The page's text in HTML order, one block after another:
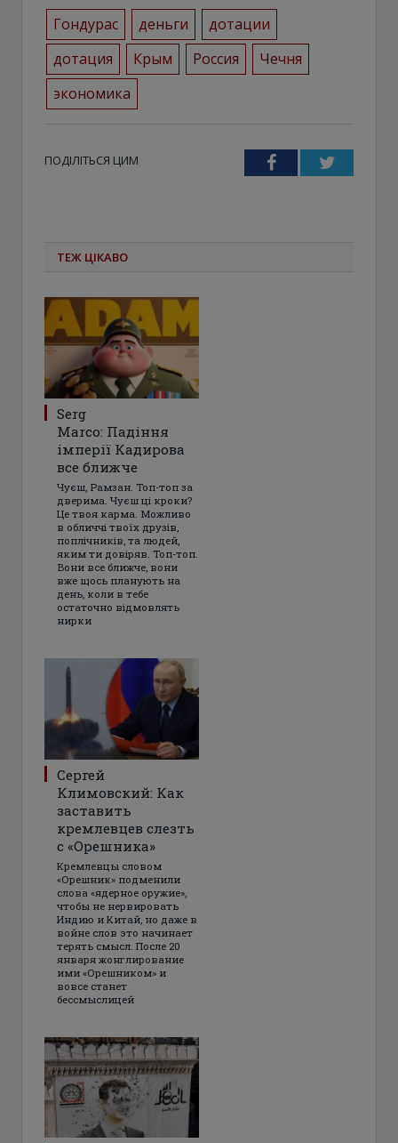
Гондурас деньги
дотации
дотация
Крым Россия
Чечня
экономика
ПОДІЛІТЬСЯ ЦИМ FacebookTwitter
ТЕЖ ЦІКАВО
Serg
Marco: Падіння
імперії Кадирова
все ближче
Чуєш, Рамзан. Топ-топ за
дверима. Чуєш ці кроки?
Це твоя карма. Можливо
в обличчі твоїх друзів,
поплічників, та людей,
яким ти довіряв. Топ-топ.
Вони все ближче, вони
вже щось планують на
день, коли в тебе
остаточно відмовлять
нирки
Сергей
Климовский: Как
заставить
кремлевцев слезть
с «Орешника»
Кремлевцы словом
«Орешник» подменили
слова «ядерное оружие»,
чтобы не нервировать
Индию и Китай, но даже в
войне слов это начинает
терять смысл. После 20
января жонглирование
ими «Орешником» и
вовсе станет
бессмыслицей